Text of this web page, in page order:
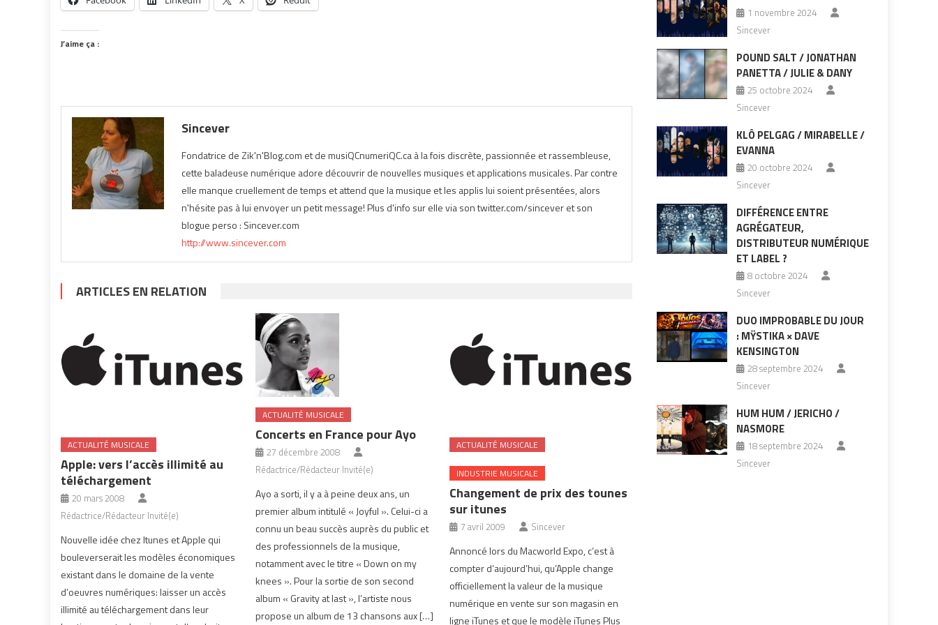
J’aime ça :
Sincever
Fondatrice de Zik'n'Blog.com et de musiQCnumeriQC.ca à la fois discrète, passionnée et rassembleuse,
cette baladeuse numérique adore découvrir de nouvelles musiques et applications musicales. Par contre
elle manque cruellement de temps et attend que la musique et les applis lui soient présentées, alors
n'hésite pas à lui envoyer un petit message! Plus d'info sur elle via son twitter.com/sincever et son
blogue perso : Sincever.com
http://www.sincever.com
ARTICLES EN RELATION
ACTUALITÉ MUSICALE
Apple: vers l’accès illimité au
téléchargement
20 mars 2008
Rédactrice/Rédacteur Invité(e)
Nouvelle idée chez Itunes et Apple qui
bouleverserait les modèles économiques
existant dans le domaine de la vente
d’oeuvres numériques: laisser un accès
illimité au téléchargement dans leur
ACTUALITÉ MUSICALE
Concerts en France pour Ayo
27 décembre 2008
Rédactrice/Rédacteur Invité(e)
Ayo a sorti, il y a à peine deux ans, un
premier album intitulé « Joyful ». Celui-ci a
connu un beau succès auprès du public et
des professionnels de la musique,
notamment avec le titre « Down on my
knees ». Pour la sortie de son second
album « Gravity at last », l’artiste nous
propose un album de 13 chansons aux […]
ACTUALITÉ MUSICALE
INDUSTRIE MUSICALE
Changement de prix des tounes
sur itunes
7 avril 2009 Sincever
Annoncé lors du Macworld Expo, c’est à
compter d’aujourd’hui, qu’Apple change
officiellement la valeur de la musique
numérique en vente sur son magasin en
ligne iTunes et que le modèle iTunes Plus
1 novembre 2024
Sincever
POUND SALT / JONATHAN
PANETTA / JULIE & DANY
25 octobre 2024
Sincever
KLÔ PELGAG / MIRABELLE /
EVANNA
20 octobre 2024
Sincever
DIFFÉRENCE ENTRE
AGRÉGATEUR,
DISTRIBUTEUR NUMÉRIQUE
ET LABEL ?
8 octobre 2024
Sincever
DUO IMPROBABLE DU JOUR
: MŸSTIKA × DAVE
KENSINGTON
28 septembre 2024
Sincever
HUM HUM / JERICHO /
NASMORE
18 septembre 2024
Sincever